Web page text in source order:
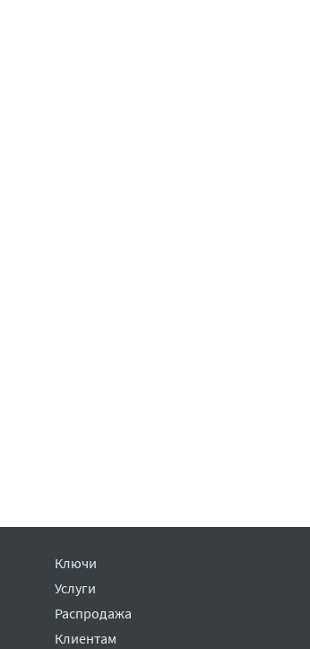
Ключи
Услуги
Распродажа
Клиентам